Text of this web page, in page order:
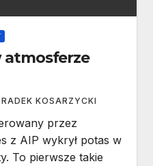
atmosferze
RADEK KOSARZYCKI
przez
z AIP wykrył potas w
To pierwsze takie